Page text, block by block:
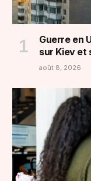
Guerre en
sur Kiev et
août 8, 2026